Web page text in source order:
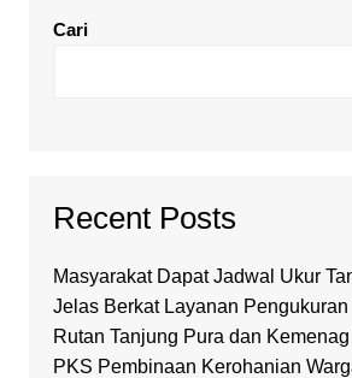
Cari
Recent Posts
Masyarakat Dapat Jadwal Ukur
Jelas Berkat Layanan Pengukuran
Rutan Tanjung Pura dan
PKS Pembinaan Kerohanian